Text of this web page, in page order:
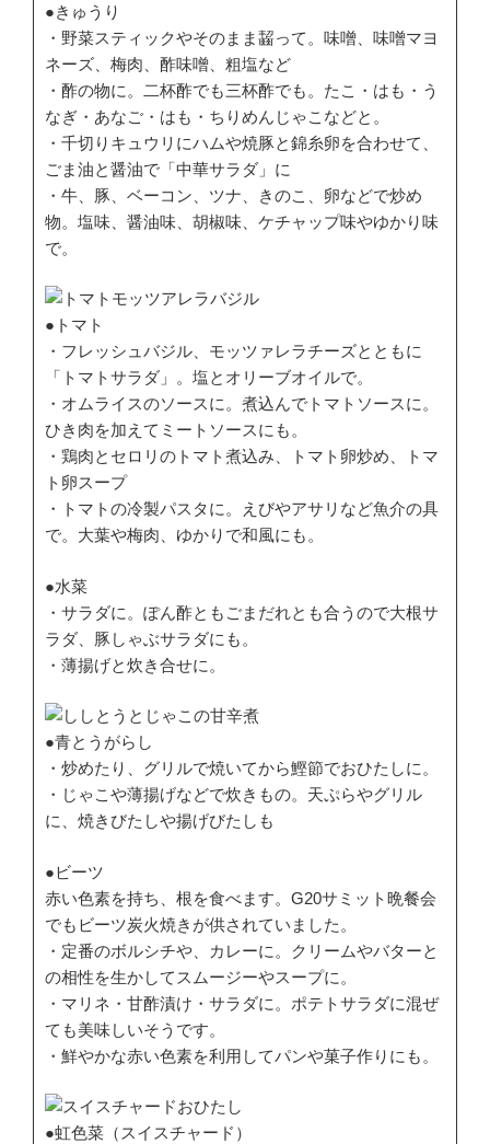
●きゅうり
・野菜スティックやそのまま齧って。味噌、味噌マヨ
ネーズ、梅肉、酢味噌、粗塩など
・酢の物に。二杯酢でも三杯酢でも。たこ・はも・う
なぎ・あなご・はも・ちりめんじゃこなどと。
・千切りキュウリにハムや焼豚と錦糸卵を合わせて、
ごま油と醤油で「中華サラダ」に
・牛、豚、ベーコン、ツナ、きのこ、卵などで炒め
物。塩味、醤油味、胡椒味、ケチャップ味やゆかり味
で。
●トマト
・フレッシュバジル、モッツァレラチーズとともに
「トマトサラダ」。塩とオリーブオイルで。
・オムライスのソースに。煮込んでトマトソースに。
ひき肉を加えてミートソースにも。
・鶏肉とセロリのトマト煮込み、トマト卵炒め、トマ
ト卵スープ
・トマトの冷製パスタに。えびやアサリなど魚介の具
で。大葉や梅肉、ゆかりで和風にも。
●水菜
・サラダに。ぽん酢ともごまだれとも合うので大根サ
ラダ、豚しゃぶサラダにも。
・薄揚げと炊き合せに。
●青とうがらし
・炒めたり、グリルで焼いてから鰹節でおひたしに。
・じゃこや薄揚げなどで炊きもの。天ぷらやグリル
に、焼きびたしや揚げびたしも
●ビーツ
赤い色素を持ち、根を食べます。G20サミット晩餐会
でもビーツ炭火焼きが供されていました。
・定番のボルシチや、カレーに。クリームやバターと
の相性を生かしてスムージーやスープに。
・マリネ・甘酢漬け・サラダに。ポテトサラダに混ぜ
ても美味しいそうです。
・鮮やかな赤い色素を利用してパンや菓子作りにも。
●虹色菜（スイスチャード）